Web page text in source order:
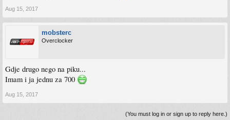
Aug 15, 2017
mobsterc
Overclocker
Gdje drugo nego na piku...
Imam i ja jednu za 700
Aug 15, 2017
(You must log in or sign up to reply here.)